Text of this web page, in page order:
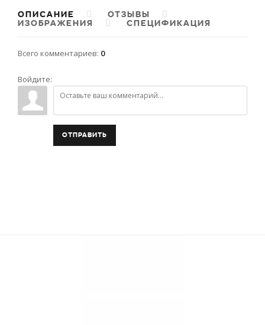
ОПИСАНИЕ
ОТЗЫВЫ
ИЗОБРАЖЕНИЯ
СПЕЦИФИКАЦИЯ
Всего комментариев: 0
Войдите:
ОТПРАВИТЬ